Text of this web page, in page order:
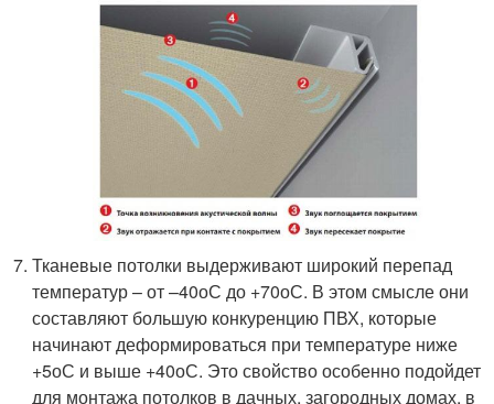
Тканевые потолки выдерживают широкий перепад
температур – от –40оС до +70оС. В этом смысле они
составляют большую конкуренцию ПВХ, которые
начинают деформироваться при температуре ниже
+5оС и выше +40оС. Это свойство особенно подойдет
для монтажа потолков в дачных, загородных домах, в